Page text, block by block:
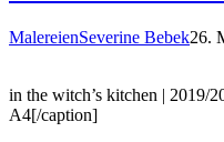
MalereienSeverine Bebek26.
in the witch’s kitchen | 2019/
A4[/caption]